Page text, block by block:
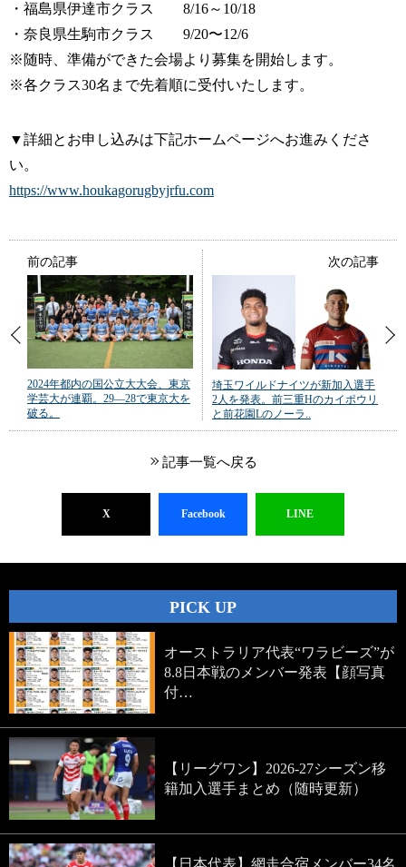
・福島県伊達市クラス 8/16～10/18
・奈良県生駒市クラス 9/20〜12/6
※随時、準備ができた会場より募集を開始します。
※各クラス30名まで先着順に受付いたします。
▼詳細とお申し込みは下記ホームページへお進みくださ
い。
https://www.houkagorugbyjrfu.com
前の記事
2024年都内の国公立大大会、東京
学芸大が連覇。29―28で東京大を
破る。
次の記事
埼玉ワイルドナイツが新加入選手
2人を発表。前三重Hのカイポウリ
と前花園Lのノーラ..
記事一覧へ戻る
X Facebook LINE
PICK UP
オーストラリア代表“ワラビーズ”が
8.8日本戦のメンバー発表【顔写真
付…
【リーグワン】2026-27シーズン移
籍加入選手まとめ（随時更新）